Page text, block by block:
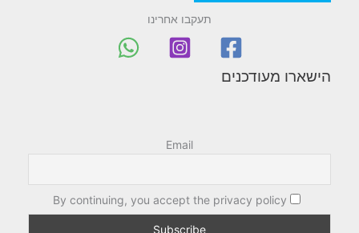
תעקבו אחרינו
הישארו מעודכנים
Email
By continuing, you accept the privacy policy